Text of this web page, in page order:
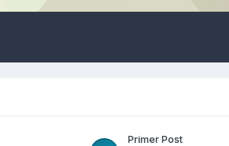
Primer Post